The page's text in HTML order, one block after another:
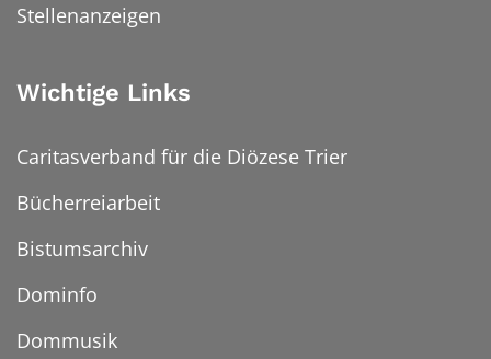
Stellenanzeigen
Wichtige Links
Caritasverband für die Diözese Trier
Bücherreiarbeit
Bistumsarchiv
Dominfo
Dommusik